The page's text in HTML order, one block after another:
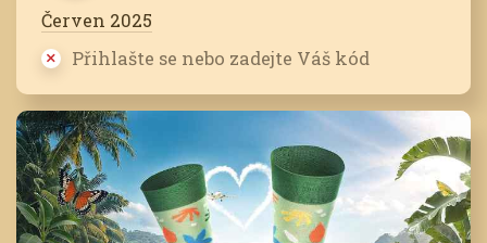
Červen 2025
Přihlašte se nebo zadejte Váš kód